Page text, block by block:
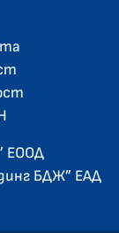
ЕООД
БДЖ” ЕАД